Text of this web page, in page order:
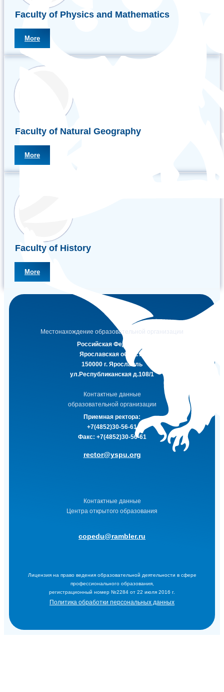
Faculty of Physics and Mathematics
More
Faculty of Natural Geography
More
Faculty of History
More
Местонахождение образовательной организации
Российская Федерация
Ярославская область
150000 г. Ярославль
ул.Республиканская д.108/1
Контактные данные
образовательной организации
Приемная ректора:
+7(4852)30-56-61
Факс: +7(4852)30-56-61
rector@yspu.org
Контактные данные
Центра открытого образования
copedu@rambler.ru
Лицензия на право ведения образовательной деятельности в сфере
профессионального образования,
регистрационный номер №2284 от 22 июля 2016 г.
Политика обработки персональных данных